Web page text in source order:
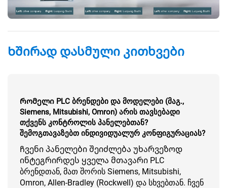
Ხშირად დასმული კითხვები
Რომელი PLC ბრენდები და მოდელები (მაგ.,
Siemens, Mitsubishi, Omron) არის თავსებადი
თქვენს კონტროლის პანელებთან?
შემოგთავაზებთ ინდივიდუალურ კონფიგურაციას?
Ჩვენი პანელები შეიძლება უხარვეზოდ
ინტეგრირდეს ყველა მთავარი PLC
ბრენდთან, მათ შორის Siemens, Mitsubishi,
Omron, Allen-Bradley (Rockwell) და სხვებთან. ჩვენ